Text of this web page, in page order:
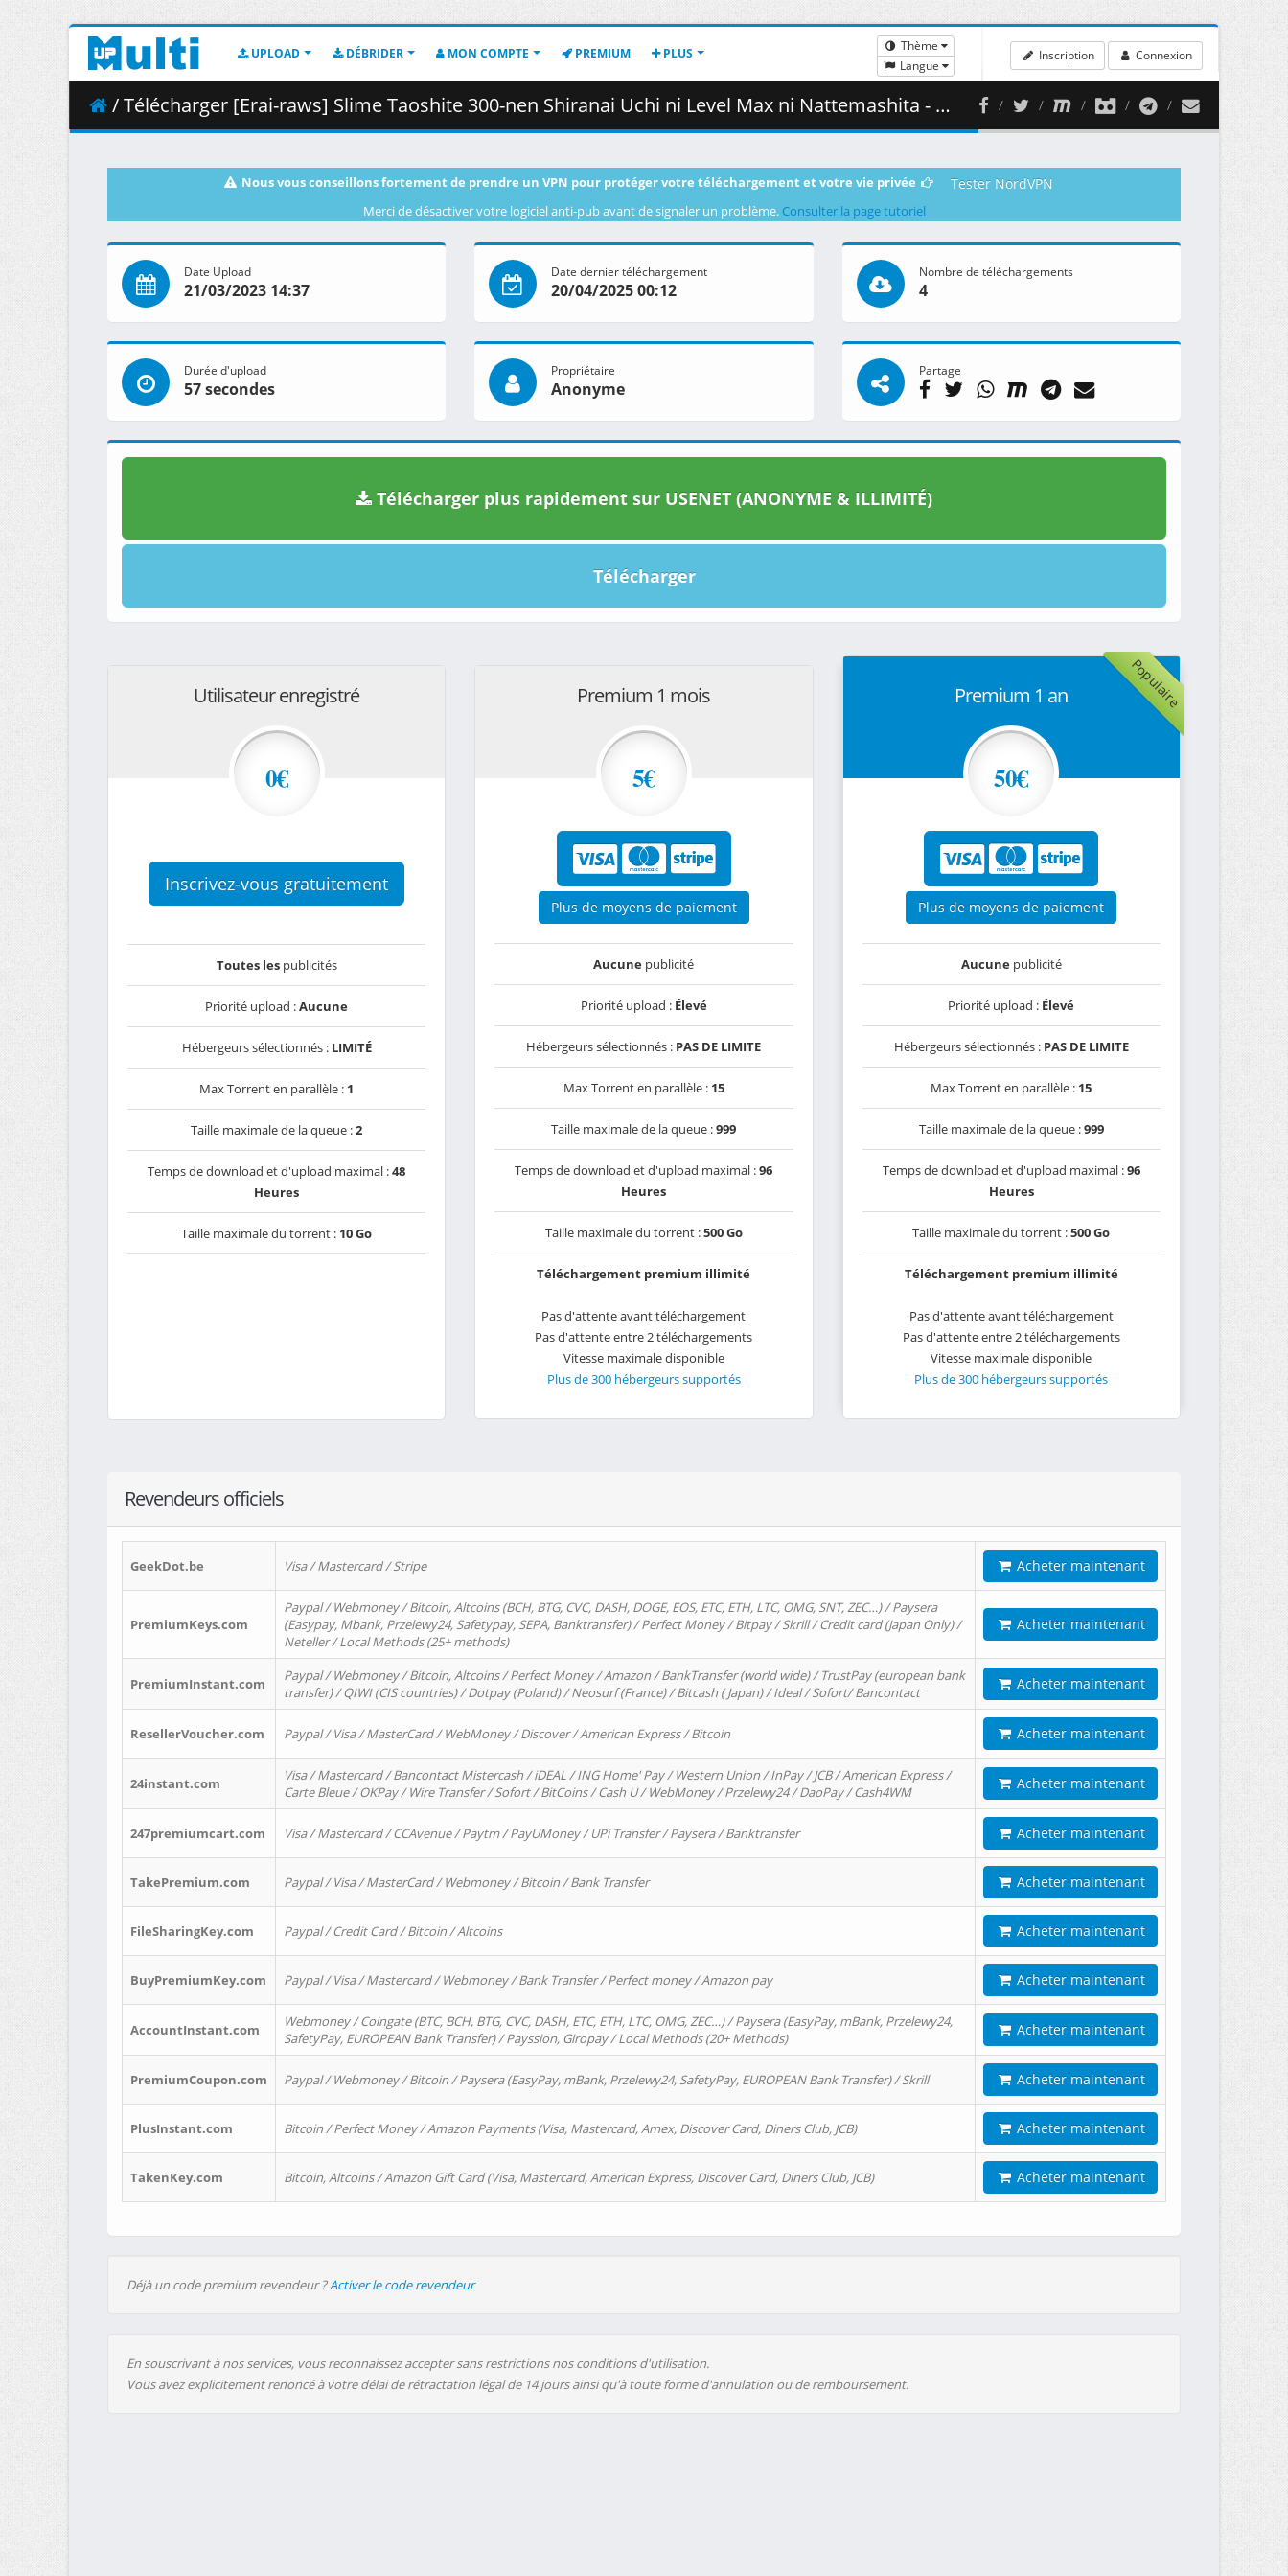
UPLOAD DÉBRIDER MON COMPTE PREMIUM PLUS
Thème
Langue
Inscription Connexion
/ Télécharger [Erai-raws] Slime Taoshite 300-nen Shiranai Uchi ni Level Max ni Nattemashita - 08 [720p][Multiple Subtitle][AB5E61BF].mkv.001 ( 352.58 MB )
Nous vous conseillons fortement de prendre un VPN pour protéger votre téléchargement et votre vie privée Tester NordVPN
Merci de désactiver votre logiciel anti-pub avant de signaler un problème. Consulter la page tutoriel
Date Upload
21/03/2023 14:37
Date dernier téléchargement
20/04/2025 00:12
Nombre de téléchargements
4
Durée d'upload
57 secondes
Propriétaire
Anonyme
Partage
Télécharger plus rapidement sur USENET (ANONYME & ILLIMITÉ)
Télécharger
Utilisateur enregistré
0€
Inscrivez-vous gratuitement
Toutes lespublicités
Priorité upload :Aucune
Hébergeurs sélectionnés : LIMITÉ
Max Torrent en parallèle : 1
Taille maximale de la queue :2
Temps de download et d'upload maximal :48
Heures
Taille maximale du torrent : 10 Go
Premium 1 mois
5€
Plus de moyens de paiement
Aucune publicité
Priorité upload : Élevé
Hébergeurs sélectionnés : PAS DE LIMITE
Max Torrent en parallèle : 15
Taille maximale de la queue :999
Temps de download et d'upload maximal :96
Heures
Taille maximale du torrent :500 Go
Téléchargement premium illimité
Pas d'attente avant téléchargement
Pas d'attente entre 2 téléchargements
Vitesse maximale disponible
Plus de 300 hébergeurs supportés
Populaire
Premium 1 an
50€
Plus de moyens de paiement
Aucunepublicité
Priorité upload : Élevé
Hébergeurs sélectionnés : PAS DE LIMITE
Max Torrent en parallèle : 15
Taille maximale de la queue :999
Temps de download et d'upload maximal :96
Heures
Taille maximale du torrent :500 Go
Téléchargement premium illimité
Pas d'attente avant téléchargement
Pas d'attente entre 2 téléchargements
Vitesse maximale disponible
Plus de 300 hébergeurs supportés
Revendeurs officiels
GeekDot.be Visa / Mastercard / Stripe Acheter maintenant
PremiumKeys.com
Paypal / Webmoney / Bitcoin, Altcoins (BCH, BTG, CVC, DASH, DOGE, EOS, ETC, ETH, LTC, OMG, SNT, ZEC…) / Paysera
(Easypay, Mbank, Przelewy24, Safetypay, SEPA, Banktransfer) / Perfect Money / Bitpay / Skrill / Credit card (Japan Only) /
Neteller / Local Methods (25+ methods)
Acheter maintenant
PremiumInstant.com
Paypal / Webmoney / Bitcoin, Altcoins / Perfect Money / Amazon / BankTransfer (world wide) / TrustPay (european bank
transfer) / QIWI (CIS countries) / Dotpay (Poland) / Neosurf (France) / Bitcash ( Japan) / Ideal / Sofort/ Bancontact
Acheter maintenant
ResellerVoucher.com Paypal / Visa / MasterCard / WebMoney / Discover / American Express / Bitcoin Acheter maintenant
24instant.com
Visa / Mastercard / Bancontact Mistercash / iDEAL / ING Home' Pay / Western Union / InPay / JCB / American Express /
Carte Bleue / OKPay / Wire Transfer / Sofort / BitCoins / Cash U / WebMoney / Przelewy24 / DaoPay / Cash4WM
Acheter maintenant
247premiumcart.com Visa / Mastercard / CCAvenue / Paytm / PayUMoney / UPi Transfer / Paysera / Banktransfer Acheter maintenant
TakePremium.com Paypal / Visa / MasterCard / Webmoney / Bitcoin / Bank Transfer Acheter maintenant
FileSharingKey.com Paypal / Credit Card / Bitcoin / Altcoins Acheter maintenant
BuyPremiumKey.com Paypal / Visa / Mastercard / Webmoney / Bank Transfer / Perfect money / Amazon pay Acheter maintenant
AccountInstant.com
Webmoney / Coingate (BTC, BCH, BTG, CVC, DASH, ETC, ETH, LTC, OMG, ZEC…) / Paysera (EasyPay, mBank, Przelewy24,
SafetyPay, EUROPEAN Bank Transfer) / Payssion, Giropay / Local Methods (20+ Methods)
Acheter maintenant
PremiumCoupon.com Paypal / Webmoney / Bitcoin / Paysera (EasyPay, mBank, Przelewy24, SafetyPay, EUROPEAN Bank Transfer) / Skrill Acheter maintenant
PlusInstant.com Bitcoin / Perfect Money / Amazon Payments (Visa, Mastercard, Amex, Discover Card, Diners Club, JCB) Acheter maintenant
TakenKey.com Bitcoin, Altcoins / Amazon Gift Card (Visa, Mastercard, American Express, Discover Card, Diners Club, JCB) Acheter maintenant
Déjà un code premium revendeur ?Activer le code revendeur
En souscrivant à nos services, vous reconnaissez accepter sans restrictions nos conditions d'utilisation.
Vous avez explicitement renoncé à votre délai de rétractation légal de 14 jours ainsi qu'à toute forme d'annulation ou de remboursement.